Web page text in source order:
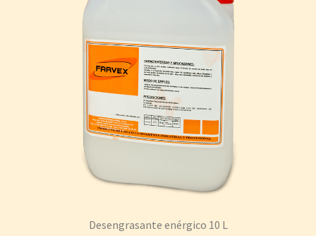
Desengrasante enérgico 10 L